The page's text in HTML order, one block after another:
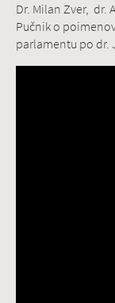
Dr. Milan Zver, dr.
Pučnik o
parlamentu po dr.